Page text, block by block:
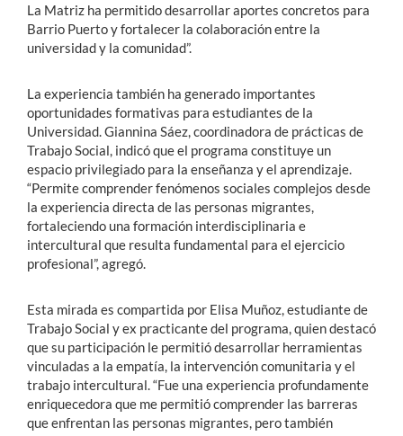
La Matriz ha permitido desarrollar aportes concretos para
Barrio Puerto y fortalecer la colaboración entre la
universidad y la comunidad”.
La experiencia también ha generado importantes
oportunidades formativas para estudiantes de la
Universidad. Giannina Sáez, coordinadora de prácticas de
Trabajo Social, indicó que el programa constituye un
espacio privilegiado para la enseñanza y el aprendizaje.
“Permite comprender fenómenos sociales complejos desde
la experiencia directa de las personas migrantes,
fortaleciendo una formación interdisciplinaria e
intercultural que resulta fundamental para el ejercicio
profesional”, agregó.
Esta mirada es compartida por Elisa Muñoz, estudiante de
Trabajo Social y ex practicante del programa, quien destacó
que su participación le permitió desarrollar herramientas
vinculadas a la empatía, la intervención comunitaria y el
trabajo intercultural. “Fue una experiencia profundamente
enriquecedora que me permitió comprender las barreras
que enfrentan las personas migrantes, pero también